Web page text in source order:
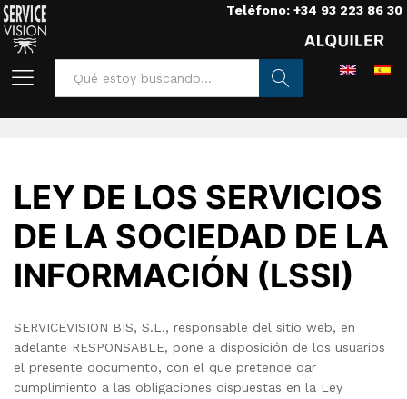
Teléfono: +34 93 223 86 30
Buscar
LEY DE LOS SERVICIOS
DE LA SOCIEDAD DE LA
INFORMACIÓN (LSSI)
SERVICEVISION BIS, S.L., responsable del sitio web, en
adelante RESPONSABLE, pone a disposición de los usuarios
el presente documento, con el que pretende dar
cumplimiento a las obligaciones dispuestas en la Ley